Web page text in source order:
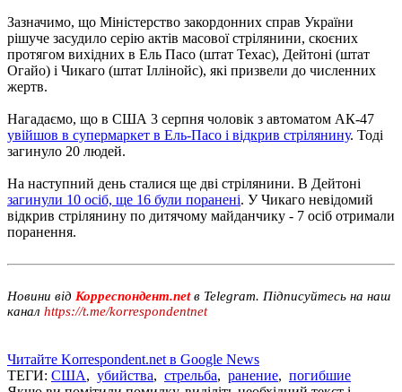
Зазначимо, що Міністерство закордонних справ України
рішуче засудило серію актів масової стрілянини, скоєних
протягом вихідних в Ель Пасо (штат Техас), Дейтоні (штат
Огайо) і Чикаго (штат Іллінойс), які призвели до численних
жертв.
Нагадаємо, що в США 3 серпня чоловік з автоматом АК-47
увійшов в супермаркет в Ель-Пасо і відкрив стрілянину. Тоді
загинуло 20 людей.
На наступний день сталися ще дві стрілянини. В Дейтоні
загинули 10 осіб, ще 16 були поранені. У Чикаго невідомий
відкрив стрілянину по дитячому майданчику - 7 осіб отримали
поранення.
Новини від Корреспондент.netв Telegram. Підписуйтесь на наш
канал https://t.me/korrespondentnet
Читайте Korrespondent.net в Google News
ТЕГИ: США, убийства, стрельба, ранение, погибшие